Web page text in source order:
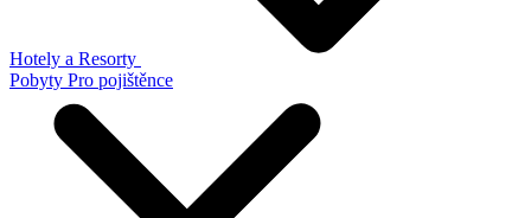
Hotely a Resorty
Pobyty Pro pojištěnce